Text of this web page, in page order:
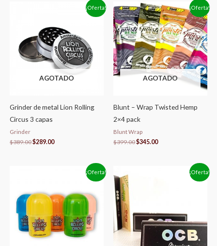
¡Oferta!
AGOTADO
Grinder de metal Lion Rolling
Circus 3 capas
Grinder
$389.00
era:
$389.00.
$289.00
es:
$289.00.
¡Oferta!
AGOTADO
Blunt – Wrap Twisted Hemp
2×4 pack
Blunt Wrap
$399.00
El
precio
original
era:
$399.00.
$345.00
El
precio
actual
es:
$345.00.
¡Oferta!
era:
$299.00.
es:
$269.00.
¡Oferta!